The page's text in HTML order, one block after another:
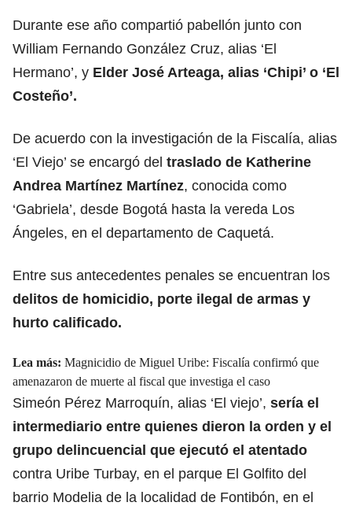
Durante ese año compartió pabellón junto con
William Fernando González Cruz, alias ‘El
Hermano’, y Elder José Arteaga, alias ‘Chipi’ o ‘El
Costeño’.
De acuerdo con la investigación de la Fiscalía, alias
‘El Viejo’ se encargó del traslado de Katherine
Andrea Martínez Martínez, conocida como
‘Gabriela’, desde Bogotá hasta la vereda Los
Ángeles, en el departamento de Caquetá.
Entre sus antecedentes penales se encuentran los
delitos de homicidio, porte ilegal de armas y
hurto calificado.
Lea más: Magnicidio de Miguel Uribe: Fiscalía confirmó que
amenazaron de muerte al fiscal que investiga el caso
Simeón Pérez Marroquín, alias ‘El viejo’, sería el
intermediario entre quienes dieron la orden y el
grupo delincuencial que ejecutó el atentado
contra Uribe Turbay, en el parque El Golfito del
barrio Modelia de la localidad de Fontibón, en el